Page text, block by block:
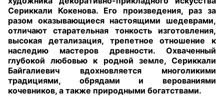
Сериккали Кокенова. Его произведения, раз за
разом оказывающиеся настоящими шедеврами,
отличают старательная тонкость изготовления,
высокая детализация, трепетное отношение к
наследию мастеров древности. Охваченный
глубокой любовью к родной земле, Сериккали
Байгалиевич вдохновляется многоликими
традициями, обрядами и верованиями
кочевников, а также природными богатствами.